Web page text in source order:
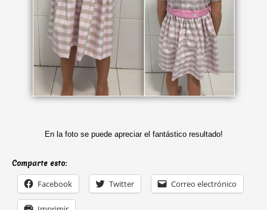
En la foto se puede apreciar el fantástico resultado!
Comparte esto:
Facebook Twitter Correo electrónico